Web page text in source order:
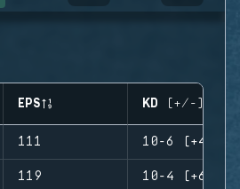
EPS KD (+/-)
111 10-6 (+4)
119 10-4 (+6)